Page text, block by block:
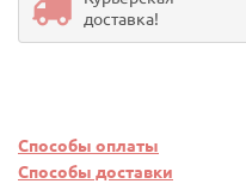
доставка!
Способы оплаты
Способы доставки